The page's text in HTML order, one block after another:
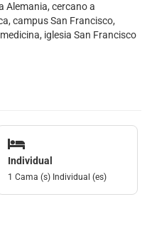
Alemania, cercano a
campus San Francisco,
iglesia San Francisco
Individual
1 Cama (s) Individual (es)